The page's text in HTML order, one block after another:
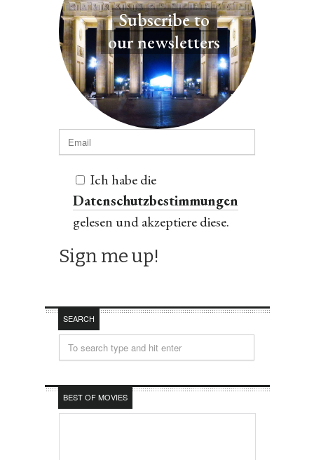
Subscribe to
our newsletters
Ich habe die
Datenschutzbestimmungen
gelesen und akzeptiere diese.
SEARCH
BEST OF MOVIES